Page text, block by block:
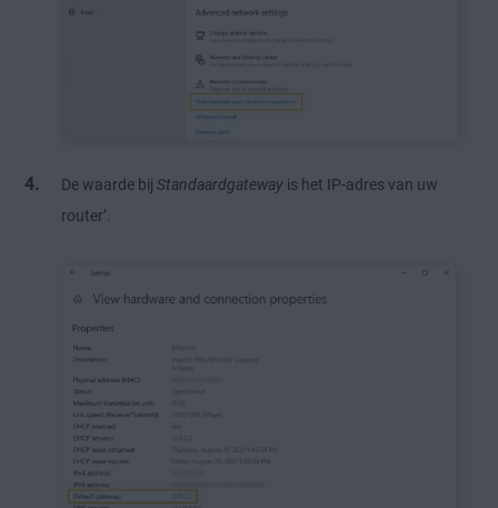
De waarde bij Standaardgateway is het IP-adres van uw
router’.